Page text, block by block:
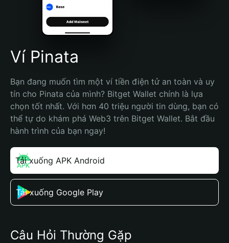
Português (Brasil)
Español (Argentina)
Ví Pinata
Bạn đang muốn tìm một ví tiền điện tử an toàn và uy
tín cho Pinata của mình? Bitget Wallet chính là lựa
chọn tốt nhất. Với hơn 40 triệu người tin dùng, bạn có
thể tự do khám phá Web3 trên Bitget Wallet. Bắt đầu
hành trình của bạn ngay!
Tải xuống APK Android
Tải xuống Google Play
Câu Hỏi Thường Gặp